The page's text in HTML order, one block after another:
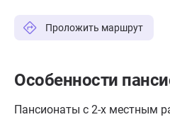
Проложить маршрут
Особенности
Пансионаты с 2-х местным